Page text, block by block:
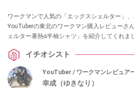
ワークマンで人気の「エックスシェルター」
YouTuberの東北のワークマン購入レビューさ
ェルター暑熱α半袖シャツ」を紹介してくれま
イチオシスト
YouTuber / ワークマンレビュア
幸成（ゆきなり）